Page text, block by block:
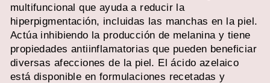
multifuncional que ayuda a reducir la
hiperpigmentación, incluidas las manchas en la piel.
Actúa inhibiendo la producción de melanina y tiene
propiedades antiinflamatorias que pueden beneficiar
diversas afecciones de la piel. El ácido azelaico
está disponible en formulaciones recetadas y